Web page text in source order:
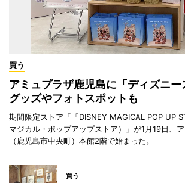
買う
アミュプラザ鹿児島に「ディズニ
グッズやフォトスポットも
期間限定ストア「「DISNEY MAGICAL POP UP
マジカル・ポップアップストア）」が1月19日、
（鹿児島市中央町）本館2階で始まった。
買う